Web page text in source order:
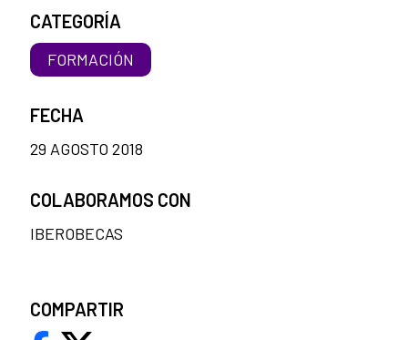
CATEGORÍA
FORMACIÓN
FECHA
29 AGOSTO 2018
COLABORAMOS CON
IBEROBECAS
COMPARTIR